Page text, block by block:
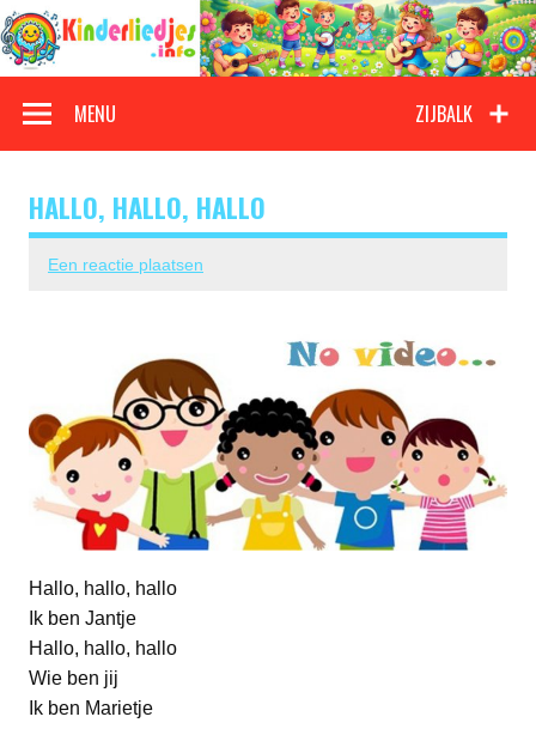
Doorgaan
naar
inhoud
Kinderliedjes
ZIJBALK
MENU
HALLO, HALLO, HALLO
Een reactie plaatsen
Hallo, hallo, hallo
Ik ben Jantje
Hallo, hallo, hallo
Wie ben jij
Ik ben Marietje